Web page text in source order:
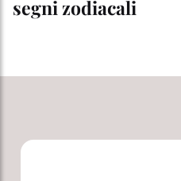
segni zodiacali